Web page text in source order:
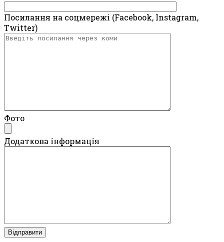
Посилання на соцмережі (Facebook, Instagram,
Twitter)
Фото
Додаткова інформація